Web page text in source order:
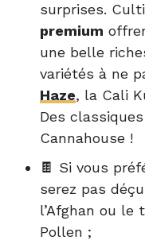
surprises.
premium
une belle
variétés à ne
Haze, la Cali
Des
Cannahouse !
🍫 Si vous
serez pas
l’Afghan ou le
Pollen ;